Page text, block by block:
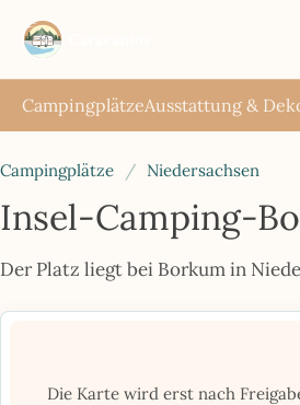
CampingplätzeAusstattung &
Campingplätze / Niedersachsen
Insel-Camping-
Der Platz liegt bei Borkum in
Die Karte wird erst nach